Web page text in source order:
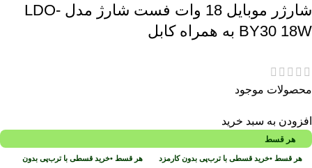
شارژر موبایل 18 وات فست شارژ مدل LDO-
BY30 18W به همراه کابل
محصولات موجود
افزودن به سبد خرید
هر قسط
هر قسط •خرید قسطی با ترب‌پی بدون کارمزد هر قسط •خرید قسطی با ترب‌پی بدون